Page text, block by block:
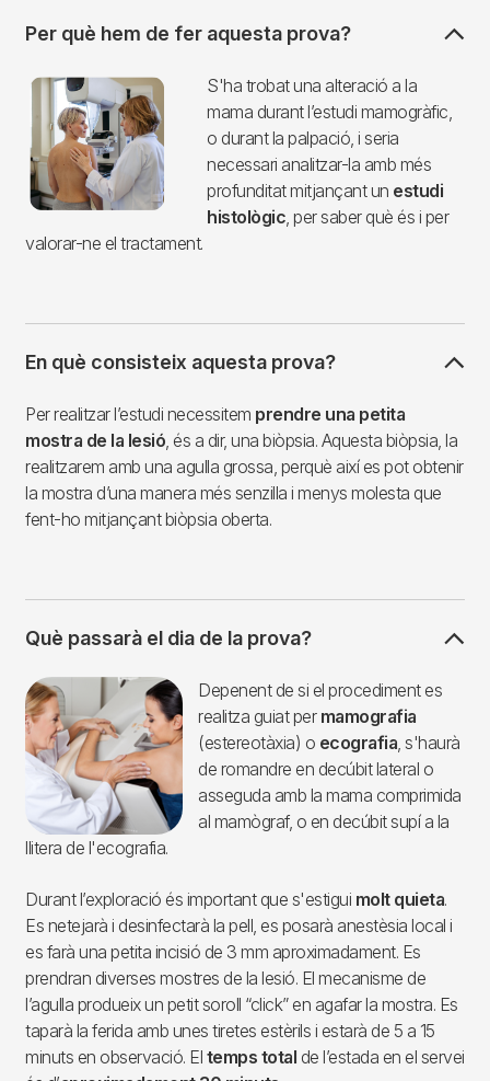
Per què hem de fer aquesta prova?
Imagen
S'ha trobat una alteració a la
mama durant l’estudi mamogràfic,
o durant la palpació, i seria
necessari analitzar-la amb més
profunditat mitjançant un estudi
histològic , per saber què és i per
valorar-ne el tractament.
En què consisteix aquesta prova?
Per realitzar l’estudi necessitem prendre una petita
mostra de la lesió , és a dir, una biòpsia. Aquesta biòpsia, la
realitzarem amb una agulla grossa, perquè així es pot obtenir
la mostra d’una manera més senzilla i menys molesta que
fent-ho mitjançant biòpsia oberta.
Què passarà el dia de la prova?
Imagen
Depenent de si el procediment es
realitza guiat per mamografia
(estereotàxia) o ecografia , s'haurà
de romandre en decúbit lateral o
asseguda amb la mama comprimida
al mamògraf, o en decúbit supí a la
llitera de l'ecografia.
Durant l’exploració és important que s'estigui molt quieta.
Es netejarà i desinfectarà la pell, es posarà anestèsia local i
es farà una petita incisió de 3 mm aproximadament. Es
prendran diverses mostres de la lesió. El mecanisme de
l’agulla produeix un petit soroll “click” en agafar la mostra. Es
taparà la ferida amb unes tiretes estèrils i estarà de 5 a 15
minuts en observació. El temps total de l’estada en el servei